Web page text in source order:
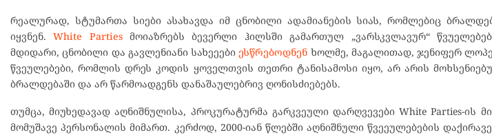
რეალურად, სტუმართა სიები ასახავდა იმ ცნობილი ადამიანების სიას, რომლებიც
იყვნენ.White Partiesმოიაზრებს ბევერლი ჰილსში გამართულ „ვარსკვლავურ“
მდიდარი, ცნობილი და გავლენიანი სახეეებიესწრებოდნენ ხოლმე, მაგალითად, ჯენიფერ
წვეულებები, რომლის დრეს კოდის ყოველთვის თეთრი ტანისამოსი იყო, არ არის
ბრალდებაში და არ წარმოადგენს დანაშაულებრივ ღონისძიებებს.
თუმცა, მიუხედავად აღნიშნულისა, პროკურატურმა გარკვეული დარღვევები White Parties-ის
მომუშავე პერსონალის მიმართ. კერძოდ, 2000-იან წლებში აღნიშნული წვეეულებების